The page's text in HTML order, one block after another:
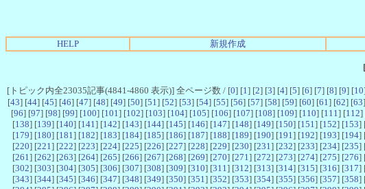
HELP 新規作成
[
[トピック内全23035記事(4841-4860 表示)] 全ページ数 / [0] [1 ] [2] [3] [4] [5] [6] [7] [8] [9] [10
[43] [44] [45] [46] [47] [48] [49] [50] [51 ] [52] [53] [54] [55] [56] [57] [58] [59] [60] [61 ] [62] [63
[96] [97] [98] [99] [100] [101 ] [102] [103] [104] [105] [106] [107] [108] [109] [110] [111 ] [112]
[138] [139] [140] [141 ] [142] [143] [144] [145] [146] [147] [148] [149] [150] [151 ] [152] [153]
[179] [180] [181 ] [182] [183] [184] [185] [186] [187] [188] [189] [190] [191 ] [192] [193] [194]
[220] [221 ] [222] [223] [224] [225] [226] [227] [228] [229] [230] [231 ] [232] [233] [234] [235]
[261 ] [262] [263] [264] [265] [266] [267] [268] [269] [270] [271 ] [272] [273] [274] [275] [276]
[302] [303] [304] [305] [306] [307] [308] [309] [310] [311 ] [312] [313] [314] [315] [316] [317]
[343] [344] [345] [346] [347] [348] [349] [350] [351 ] [352] [353] [354] [355] [356] [357] [358]